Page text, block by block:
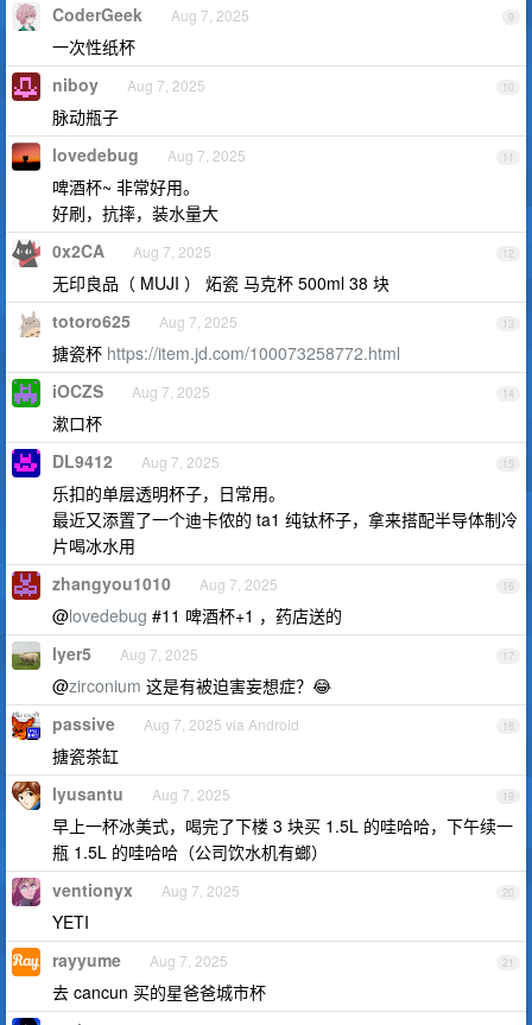
9
CoderGeek Aug 7, 2025
一次性纸杯
10
niboy Aug 7, 2025
脉动瓶子
11
lovedebug Aug 7, 2025
啤酒杯~ 非常好用。
好刷，抗摔，装水量大
12
0x2CA Aug 7, 2025
无印良品（ MUJI ） 炻瓷 马克杯 500ml 38 块
13
totoro625 Aug 7, 2025
搪瓷杯 https://item.jd.com/100073258772.html
14
iOCZS Aug 7, 2025
漱口杯
15
DL9412 Aug 7, 2025
乐扣的单层透明杯子，日常用。
最近又添置了一个迪卡侬的 ta1 纯钛杯子，拿来搭配半导体制冷
片喝冰水用
16
zhangyou1010 Aug 7, 2025
@lovedebug #11 啤酒杯+1 ，药店送的
17
lyer5 Aug 7, 2025
@zirconium 这是有被迫害妄想症？😂
18
passive Aug 7, 2025 via Android
搪瓷茶缸
19
lyusantu Aug 7, 2025
早上一杯冰美式，喝完了下楼 3 块买 1.5L 的哇哈哈，下午续一
瓶 1.5L 的哇哈哈（公司饮水机有螂）
20
ventionyx Aug 7, 2025
YETI
21
rayyume Aug 7, 2025
去 cancun 买的星爸爸城市杯